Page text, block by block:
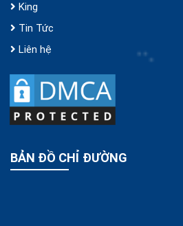
King
Tin Tức
Liên hệ
BẢN ĐỒ CHỈ ĐƯỜNG